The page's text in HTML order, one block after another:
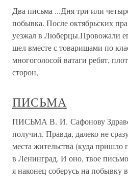
Два письма ...Дня три или
побывка. После октябрьских
уезжал в Люберцы.Провожали
шел вместе с товарищами по
многоголосой ватаги ребят,
сторон,
ПИСЬМА
ПИСЬМА В. И. Сафонову
получил. Правда, далеко не
места жительства (куда пришло
в Ленинград. И оно, твое
я наконец соберусь на побывку